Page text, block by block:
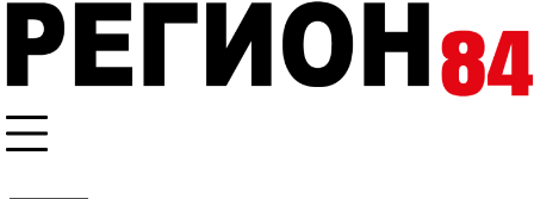
Перейти
содержимому